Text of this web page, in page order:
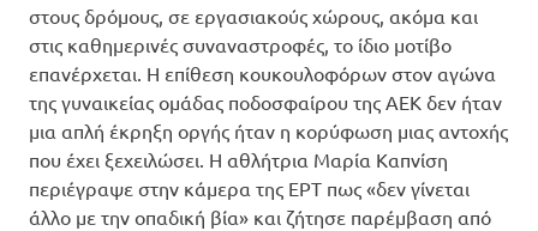
στους δρόμους, σε εργασιακούς χώρους, ακόμα και
στις καθημερινές συναναστροφές, το ίδιο μοτίβο
επανέρχεται. Η επίθεση κουκουλοφόρων στον αγώνα
της γυναικείας ομάδας ποδοσφαίρου της ΑΕΚ δεν ήταν
μια απλή έκρηξη οργής ήταν η κορύφωση μιας αντοχής
που έχει ξεχειλώσει. Η αθλήτρια Μαρία Καπνίση
περιέγραψε στην κάμερα της ΕΡΤ πως «δεν γίνεται
άλλο με την οπαδική βία» και ζήτησε παρέμβαση από